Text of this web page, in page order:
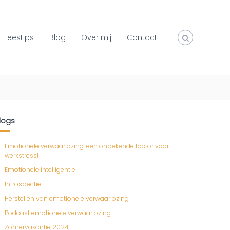
Leestips Blog Over mij Contact
Emotionele verwaarlozing: een onbekende factor voor
werkstress!
Emotionele intelligentie
Introspectie
Herstellen van emotionele verwaarlozing
Podcast emotionele verwaarlozing
Zomervakantie 2024